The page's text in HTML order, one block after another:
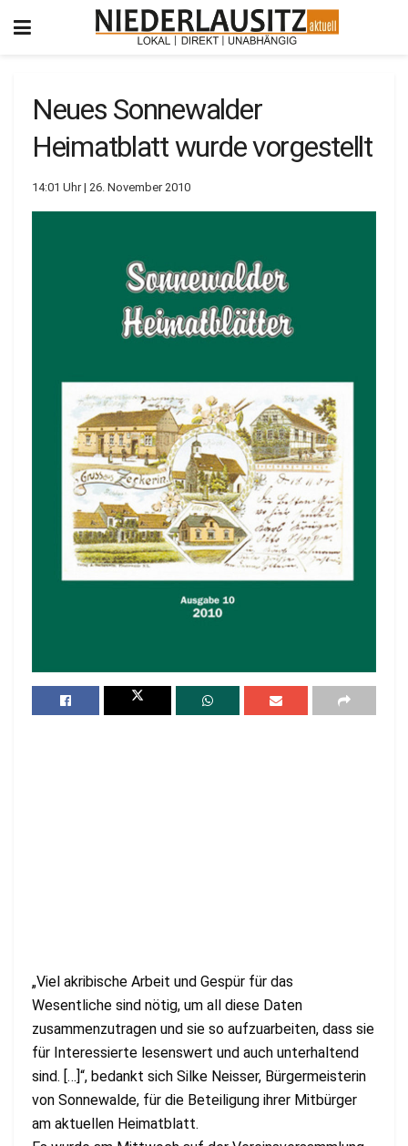
Neues Sonnewalder
Heimatblatt wurde vorgestellt
14:01 Uhr | 26. November 2010
„Viel akribische Arbeit und Gespür für das
Wesentliche sind nötig, um all diese Daten
zusammenzutragen und sie so aufzuarbeiten, dass sie
für Interessierte lesenswert und auch unterhaltend
sind. […]“, bedankt sich Silke Neisser, Bürgermeisterin
von Sonnewalde, für die Beteiligung ihrer Mitbürger
am aktuellen Heimatblatt.